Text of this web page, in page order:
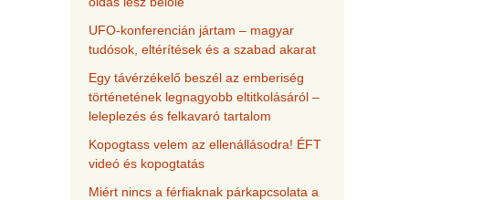
UFO-konferencián jártam – magyar
tudósok, eltérítések és a szabad akarat
Egy távérzékelő beszél az emberiség
történetének legnagyobb eltitkolásáról –
leleplezés és felkavaró tartalom
Kopogtass velem az ellenállásodra! ÉFT
videó és kopogtatás
Miért nincs a férfiaknak párkapcsolata a